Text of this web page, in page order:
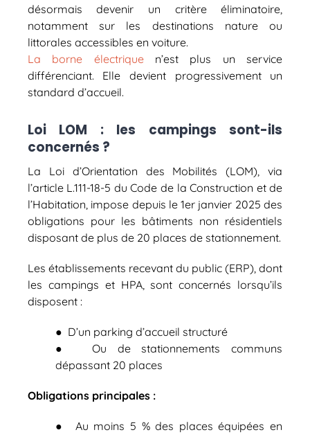
désormais devenir un critère éliminatoire,
notamment sur les destinations nature ou
littorales accessibles en voiture.
La borne électriquen’est plus un service
différenciant. Elle devient progressivement un
standard d’accueil.
Loi LOM : les campings sont-ils
concernés ?
La Loi d’Orientation des Mobilités (LOM), via
l’article L.111-18-5 du Code de la Construction et de
l’Habitation, impose depuis le 1er janvier 2025 des
obligations pour les bâtiments non résidentiels
disposant de plus de 20 places de stationnement.
Les établissements recevant du public (ERP), dont
les campings et HPA, sont concernés lorsqu’ils
disposent :
● D’un parking d’accueil structuré
● Ou de stationnements communs
dépassant 20 places
Obligations principales :
● Au moins 5 % des places équipées en